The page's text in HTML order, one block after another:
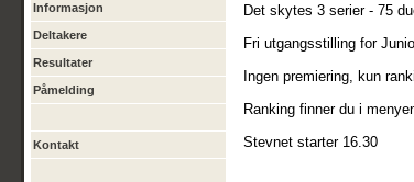
Informasjon
Deltakere
Resultater
Påmelding
Kontakt
Det skytes 3 serier - 75
Fri utgangsstilling for
Ingen premiering, kun
Ranking finner du i
Stevnet starter 16.30